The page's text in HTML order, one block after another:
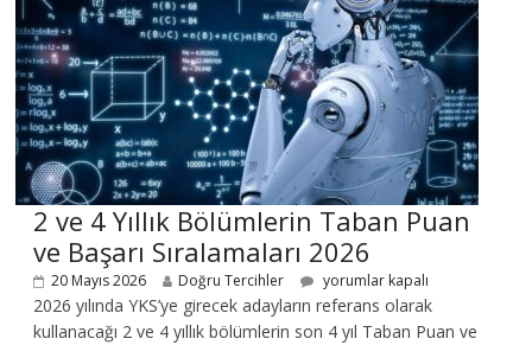
2 ve 4 Yıllık Bölümlerin Taban Puan
ve Başarı Sıralamaları 2026
20 Mayıs 2026 Doğru Tercihler yorumlar kapalı
2026 yılında YKS’ye girecek adayların referans olarak
kullanacağı 2 ve 4 yıllık bölümlerin son 4 yıl Taban Puan ve